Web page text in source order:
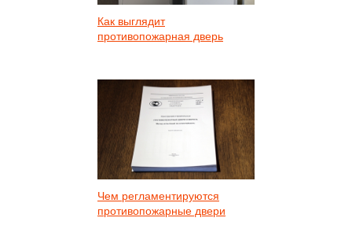
Как выглядит
противопожарная дверь
Чем регламентируются
противопожарные двери